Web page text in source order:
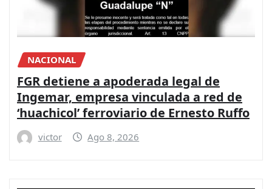
NACIONAL
FGR detiene a apoderada legal de
Ingemar, empresa vinculada a red de
‘huachicol’ ferroviario de Ernesto Ruffo
victor Ago 8, 2026